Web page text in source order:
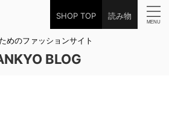
SHOP TOP 読み物
めのファッションサイト
BLOG